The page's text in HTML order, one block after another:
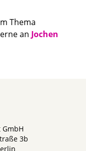
Thema
an Jochen
GmbH
3b